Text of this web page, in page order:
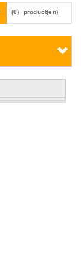
(0) product(en)